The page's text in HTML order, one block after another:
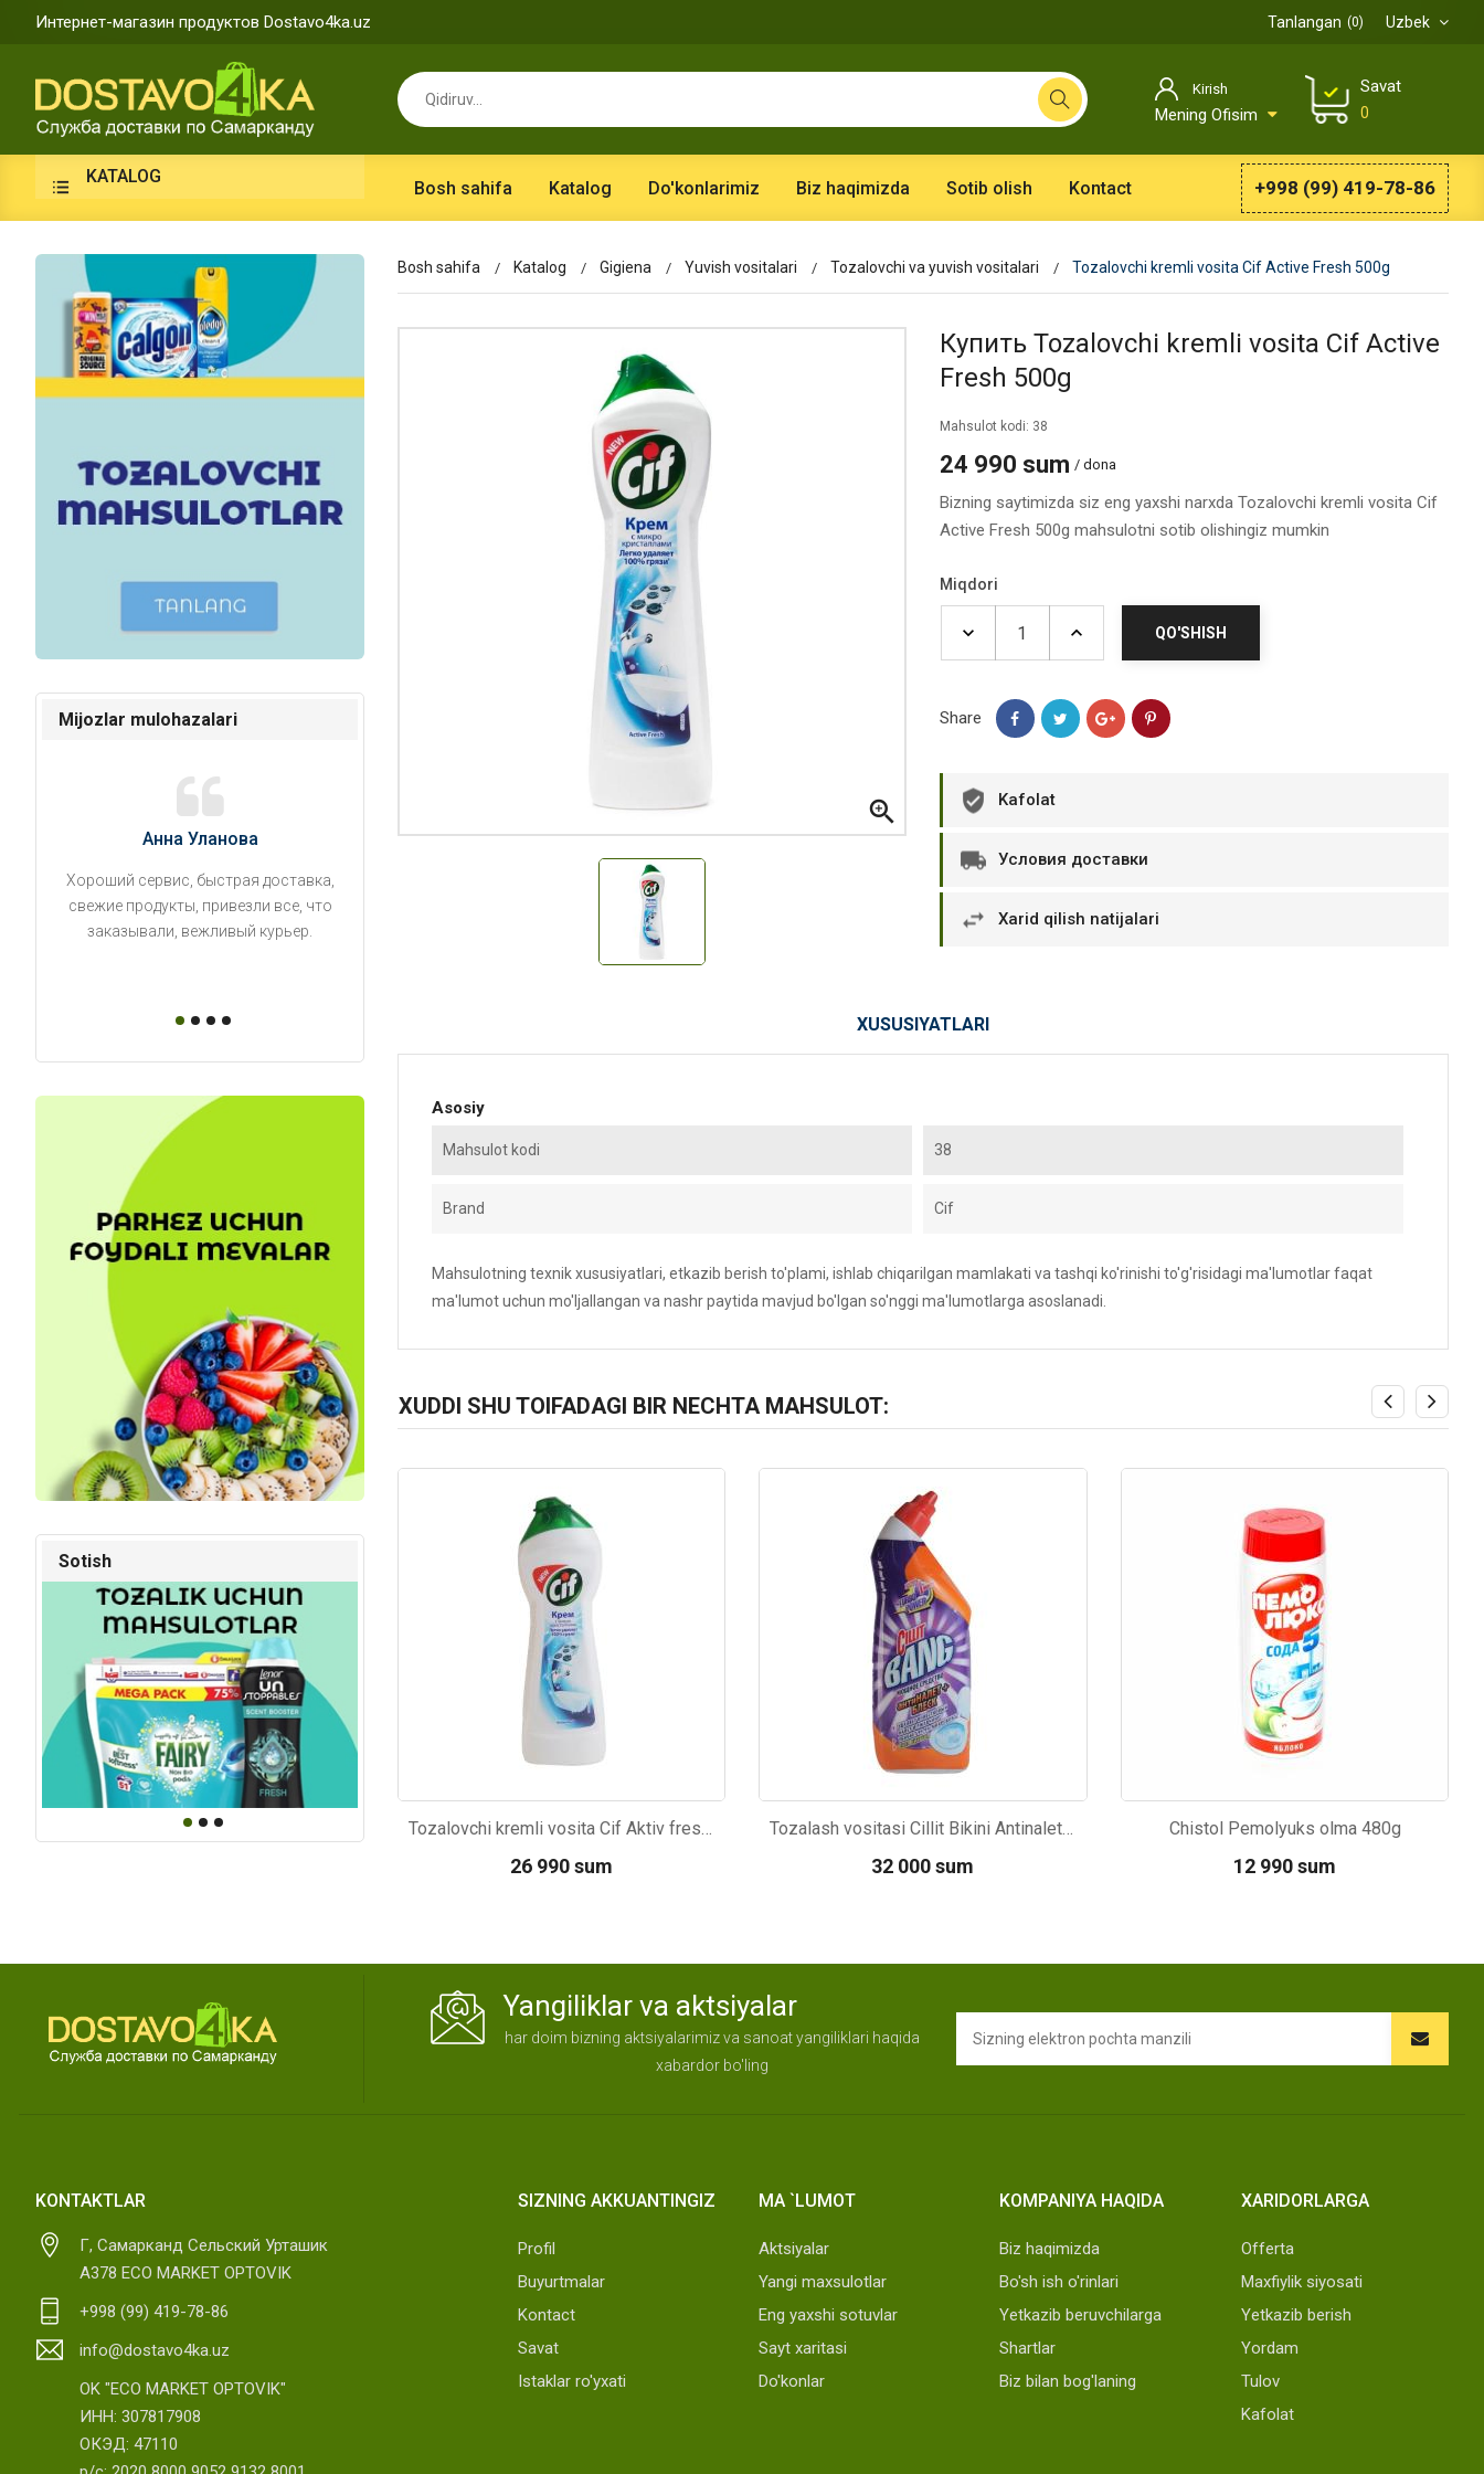
Интернет-магазин продуктов Dostavo4ka.uz Uzbek
Tanlangan 0
Kirish
Mening Ofisim
Savat
0
KATALOG
Bosh sahifa Katalog Do'konlarimiz Biz haqimizda Sotib olish Kontact +998 (99) 419-78-86
Mijozlar mulohazalari
Анна Уланова
Хороший сервис, быстрая доставка,
свежие продукты, привезли все, что
заказывали, вежливый курьер.
Александр П. Ольга Кузяева
Лежу в больнице, сделала заказ, все
привезли раньше назначенного
времени. Курьер Анвар, спасибо ему!
максимально быстро. Покупал мясо
Sotish
Bosh sahifa Katalog Gigiena Yuvish vositalari Tozalovchi va yuvish vositalari Tozalovchi kremli vosita Cif Active Fresh 500g

Купить Tozalovchi kremli vosita Cif Active
Fresh 500g
Mahsulot kodi: 38
24 990 sum / dona
Bizning saytimizda siz eng yaxshi narxda Tozalovchi kremli vosita Cif
Active Fresh 500g mahsulotni sotib olishingiz mumkin
Miqdori
QO'SHISH
Share
Kafolat
Условия доставки
Xarid qilish natijalari
XUSUSIYATLARI
Asosiy
Mahsulot kodi 38
Brand Cif
Mahsulotning texnik xususiyatlari, etkazib berish to'plami, ishlab chiqarilgan mamlakati va tashqi ko'rinishi to'g'risidagi ma'lumotlar faqat
ma'lumot uchun mo'ljallangan va nashr paytida mavjud bo'lgan so'nggi ma'lumotlarga asoslanadi.
XUDDI SHU TOIFADAGI BIR NECHTA MAHSULOT:
Kod: 852
Tozalovchi kremli vosita Cif Aktiv fresh 250ml
26 990 sum
Tozalash vositasi Cillit Bikini Antinalet va Blesk Bahor quvvati 750ml
32 000 sum
Chistol Pemolyuks olma 480g
12 990 sum
Yangiliklar va aktsiyalar
har doim bizning aktsiyalarimiz va sanoat yangiliklari haqida
xabardor bo'ling
KONTAKTLAR
Г, Самарканд Сельский Урташик
А378 ECO MARKET OPTOVIK
+998 (99) 419-78-86
info@dostavo4ka.uz
OK "ECO MARKET OPTOVIK"
ИНН: 307817908
ОКЭД: 47110
SIZNING AKKUANTINGIZ
Profil
Buyurtmalar
Kontact
Savat
Istaklar ro'yxati
MA `LUMOT
Aktsiyalar
Yangi maxsulotlar
Eng yaxshi sotuvlar
Sayt xaritasi
Do'konlar
KOMPANIYA HAQIDA
Biz haqimizda
Bo'sh ish o'rinlari
Yetkazib beruvchilarga
Shartlar
Biz bilan bog'laning
XARIDORLARGA
Offerta
Maxfiylik siyosati
Yetkazib berish
Yordam
Tulov
Kafolat